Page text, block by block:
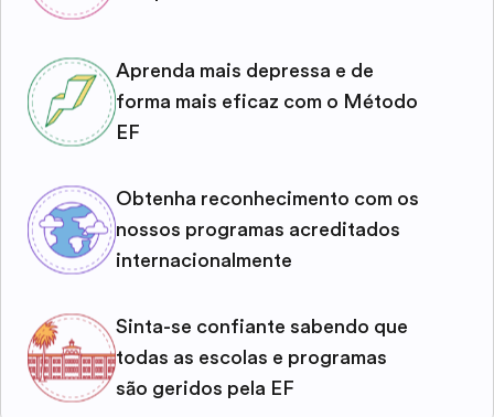
Aprenda mais depressa e de
forma mais eficaz com o Método
EF
Obtenha reconhecimento com os
nossos programas acreditados
internacionalmente
Sinta-se confiante sabendo que
todas as escolas e programas
são geridos pela EF